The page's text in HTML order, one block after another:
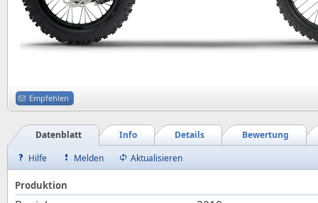
Empfehlen
Bewertung
Details
Info
Datenblatt
Hilfe
Melden Aktualisieren
Produktion